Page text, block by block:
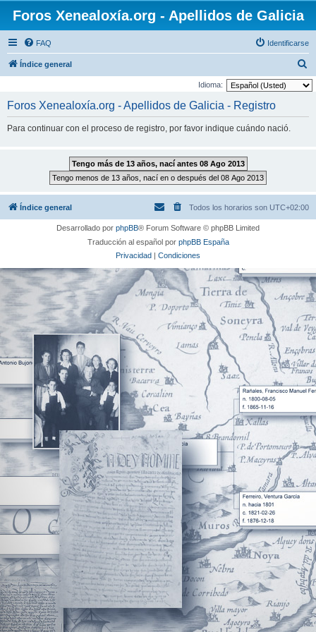
Foros Xenealoxía.org - Apellidos de Galicia
FAQ Identificarse
Índice general
u
Idioma:
Foros Xenealoxía.org - Apellidos de Galicia - Registro
Para continuar con el proceso de registro, por favor indique cuándo nació.
Índice general Todos los horarios son UTC+02:00
Desarrollado por phpBB® Forum Software © phpBB Limited
Traducción al español por phpBB España
Privacidad | Condiciones